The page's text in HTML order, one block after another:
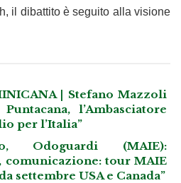
il dibattito è seguito alla visione
| Stefano Mazzoli
l’Ambasciatore
per l’Italia”
Odoguardi (MAIE):
comunicazione: tour MAIE
settembre USA e Canada”